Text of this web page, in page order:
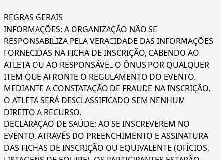
REGRAS GERAIS
INFORMAÇÕES: A ORGANIZAÇÃO NÃO SE
RESPONSABILIZA PELA VERACIDADE DAS INFORMAÇÕES
FORNECIDAS NA FICHA DE INSCRIÇÃO, CABENDO AO
ATLETA OU AO RESPONSÁVEL O ÔNUS POR QUALQUER
ITEM QUE AFRONTE O REGULAMENTO DO EVENTO.
MEDIANTE A CONSTATAÇÃO DE FRAUDE NA INSCRIÇÃO,
O ATLETA SERÁ DESCLASSIFICADO SEM NENHUM
DIREITO A RECURSO.
DECLARAÇÃO DE SAÚDE: AO SE INSCREVEREM NO
EVENTO, ATRAVÉS DO PREENCHIMENTO E ASSINATURA
DAS FICHAS DE INSCRIÇÃO OU EQUIVALENTE (OFÍCIOS,